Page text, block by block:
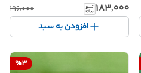
۱۸۳٬۰۰۰ ۱۹۶٬۰۰۰
افزودن به سبد
%3